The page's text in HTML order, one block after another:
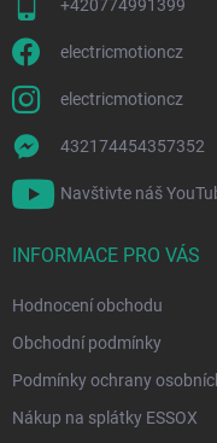
+420774991399
electricmotioncz
electricmotioncz
432174454357352
Navštivte náš
INFORMACE PRO VÁS
Hodnocení obchodu
Obchodní podmínky
Podmínky ochrany
Nákup na splátky ESSOX